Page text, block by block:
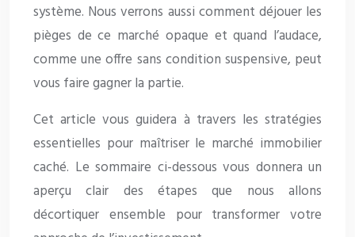
système. Nous verrons aussi comment déjouer les
pièges de ce marché opaque et quand l’audace,
comme une offre sans condition suspensive, peut
vous faire gagner la partie.
Cet article vous guidera à travers les stratégies
essentielles pour maîtriser le marché immobilier
caché. Le sommaire ci-dessous vous donnera un
aperçu clair des étapes que nous allons
décortiquer ensemble pour transformer votre